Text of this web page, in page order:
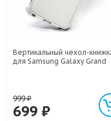
Вертикальный чехол-
для Samsung Galaxy Grand
999₽
699 ₽